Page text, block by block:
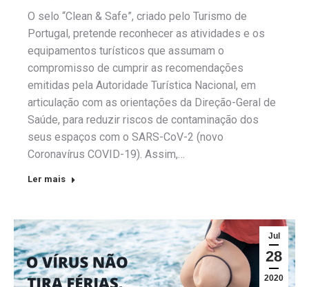
O selo “Clean & Safe”, criado pelo Turismo de
Portugal, pretende reconhecer as atividades e os
equipamentos turísticos que assumam o
compromisso de cumprir as recomendações
emitidas pela Autoridade Turística Nacional, em
articulação com as orientações da Direção-Geral de
Saúde, para reduzir riscos de contaminação dos
seus espaços com o SARS-CoV-2 (novo
Coronavírus COVID-19). Assim,…
Ler mais
Jul
28
2020